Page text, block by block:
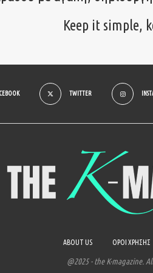
Keep it simple,
TWITTER
ABOUT US ΟΡΟΙ ΧΡΗΣΗΣ
@2025 - the K-magazine.